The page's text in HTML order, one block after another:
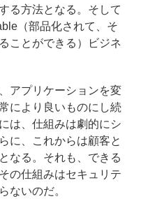
る方法となる。そして
（部品化されて、そ
ことができる）ビジネ
アプリケーションを変
により良いものにし続
は、仕組みは劇的にシ
に、これからは顧客と
なる。それも、できる
の仕組みはセキュリテ
ないのだ。